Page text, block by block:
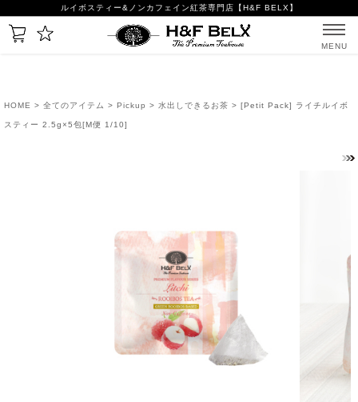
ルイボスティー&ノンカフェイン紅茶専門店【H&F BELX】
MENU
HOME > 全てのアイテム > Pickup > 水出しできるお茶 > [Petit Pack] ライチルイボ
スティー 2.5g×5包[M便 1/10]